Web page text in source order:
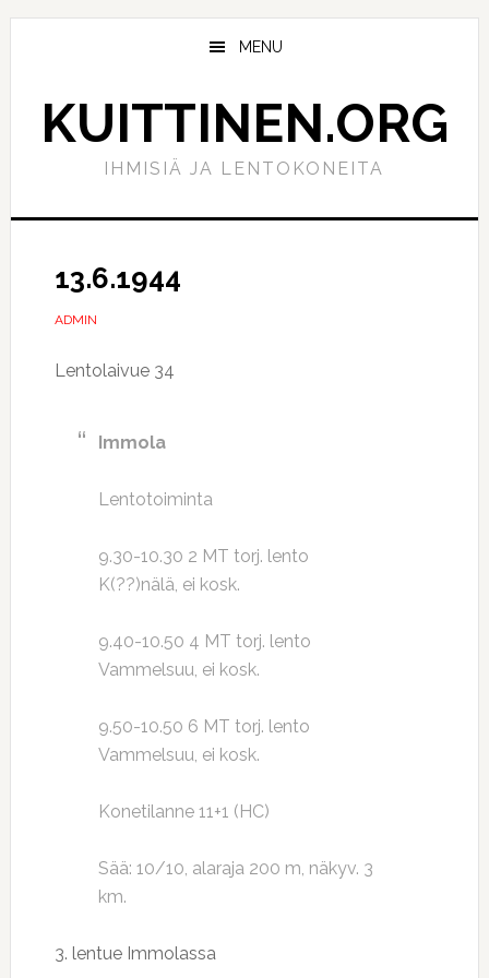
Hyppää
Hyppää
MENU
KUITTINEN.ORG
IHMISIÄ JA LENTOKONEITA
13.6.1944
ADMIN
Lentolaivue 34
Immola
Lentotoiminta
9.30-10.30 2 MT torj. lento
K(??)nälä, ei kosk.
9.40-10.50 4 MT torj. lento
Vammelsuu, ei kosk.
9.50-10.50 6 MT torj. lento
Vammelsuu, ei kosk.
Konetilanne 11+1 (HC)
Sää: 10/10, alaraja 200 m, näkyv. 3
km.
3. lentue Immolassa